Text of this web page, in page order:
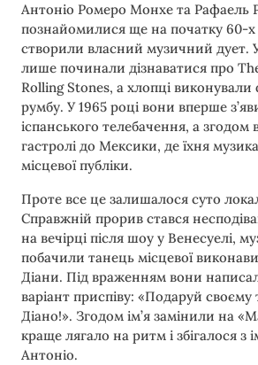
Антоніо Ромеро Монхе та Рафаель
познайомилися ще на початку 60-х
створили власний музичний дует. У
лише починали дізнаватися про
Rolling Stones, а хлопці
румбу. У 1965 році вони вперше
іспанського телебачення, а
гастролі до Мексики, де їхня
місцевої публіки.
Проте все це залишалося суто
Справжній прорив стався
на вечірці після шоу у Венесуелі,
побачили танець місцевої
Діани. Під враженням вони
варіант приспіву: «Подаруй своєму
Діано!». Згодом ім’я замінили на
краще лягало на ритм і збігалося з
Антоніо.